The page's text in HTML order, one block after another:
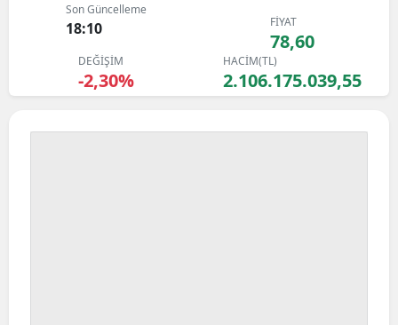
Son Güncelleme
18:10 FİYAT
78,60
DEĞİŞİM
-2,30%
HACİM(TL)
2.106.175.039,55